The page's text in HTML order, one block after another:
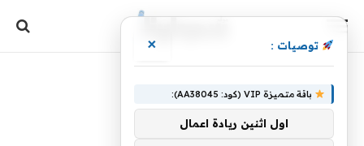
توصيات : ×
باقة متميزة VIP (كود: AA38045):
اول اثنين ريادة اعمال